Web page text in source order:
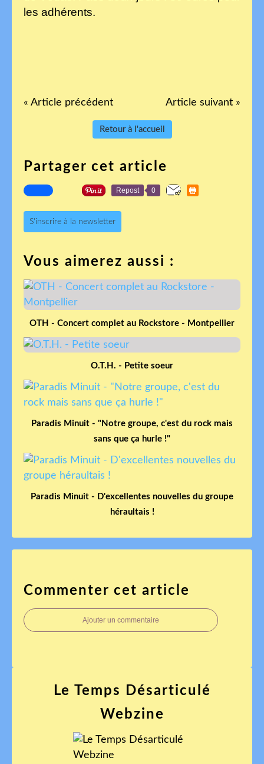
les adhérents.
« Article précédent Article suivant »
Retour à l'accueil
Partager cet article
Repost 0
S'inscrire à la newsletter
Vous aimerez aussi :
OTH - Concert complet au Rockstore - Montpellier
O.T.H. - Petite soeur
Paradis Minuit - "Notre groupe, c'est du rock mais
sans que ça hurle !"
Paradis Minuit - D'excellentes nouvelles du groupe
héraultais !
Commenter cet article
Ajouter un commentaire
Le Temps Désarticulé
Webzine